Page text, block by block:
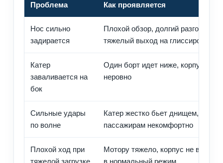
Проблема Как проявляется
Нос сильно
задирается
Плохой обзор, долгий разгон,
тяжелый выход на глиссирование
Катер
заваливается на
бок
Один борт идет ниже, корпус идет
неровно
Сильные удары
по волне
Катер жестко бьет днищем,
пассажирам некомфортно
Плохой ход при
тяжелой загрузке
Мотору тяжело, корпус не
в нормальный режим